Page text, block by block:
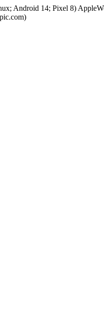
Android 14; Pixel 8)